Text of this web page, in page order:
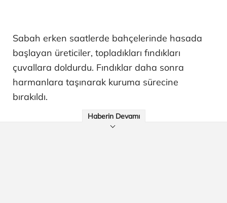
Sabah erken saatlerde bahçelerinde hasada
başlayan üreticiler, topladıkları fındıkları
çuvallara doldurdu. Fındıklar daha sonra
harmanlara taşınarak kuruma sürecine
bırakıldı.
Haberin Devamı